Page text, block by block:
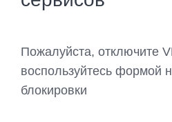
Пожалуйста, отключите
воспользуйтесь формой
блокировки